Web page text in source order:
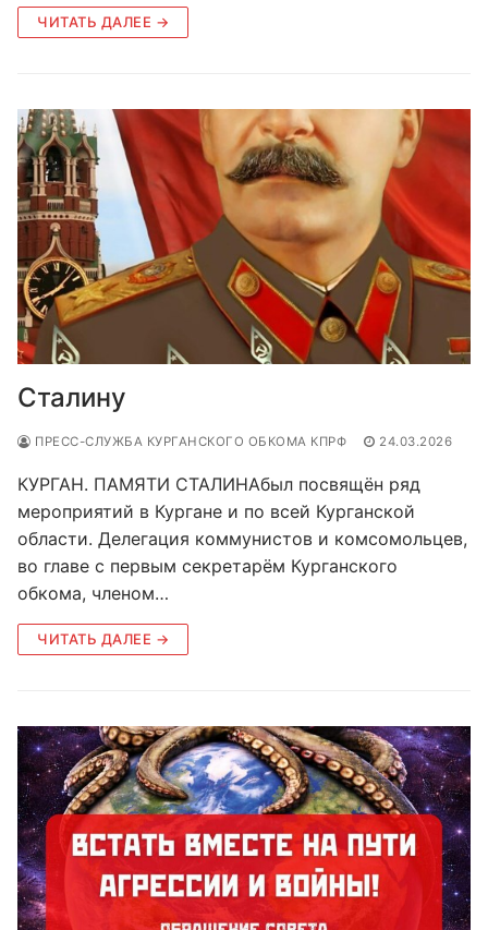
ЧИТАТЬ ДАЛЕЕ →
Сталину
ПРЕСС-СЛУЖБА КУРГАНСКОГО ОБКОМА КПРФ 24.03.2026
КУРГАН. ПАМЯТИ СТАЛИНАбыл посвящён ряд
мероприятий в Кургане и по всей Курганской
области. Делегация коммунистов и комсомольцев,
во главе с первым секретарём Курганского
обкома, членом…
ЧИТАТЬ ДАЛЕЕ →